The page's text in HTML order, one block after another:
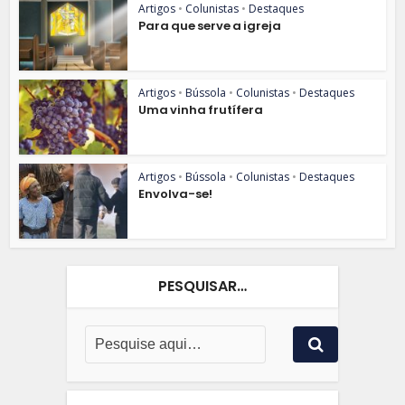
Artigos • Colunistas • Destaques
Para que serve a igreja
Artigos • Bússola • Colunistas • Destaques
Uma vinha frutífera
Artigos • Bússola • Colunistas • Destaques
Envolva-se!
PESQUISAR…